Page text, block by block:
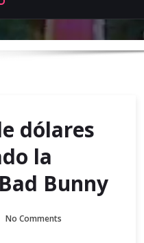
dólares
la
Bunny
No Comments